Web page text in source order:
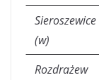
Sieroszewice
(w)
Rozdrażew